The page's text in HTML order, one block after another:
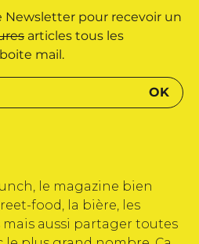
Web •
Newsletter pour recevoir un
articles tous les
mail.
le magazine bien
food, la bière, les
mais aussi partager toutes